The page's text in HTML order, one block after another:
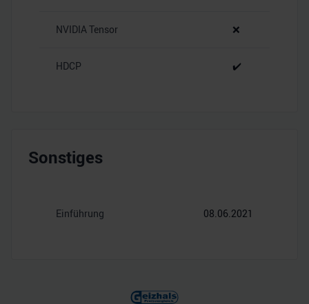
NVIDIA Tensor ❌
HDCP ✔️
Sonstiges
Einführung 08.06.2021